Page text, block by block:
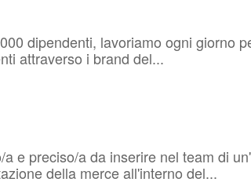
dipendenti, lavoriamo ogni giorno
attraverso i brand del...
e preciso/a da inserire nel team di
della merce all'interno del...